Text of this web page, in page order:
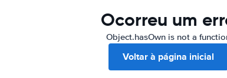
Ocorreu um
Object.hasOwn is not a
Voltar à página inicial